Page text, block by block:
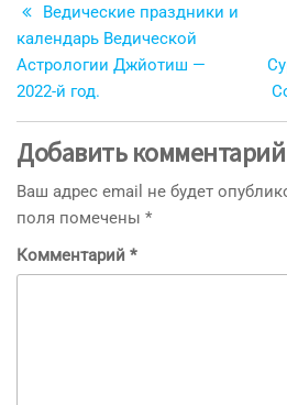
по
записям
записьВедические праздники и
календарь Ведической
Астрологии Джйотиш —
2022-й год.
Добавить комментарий
Ваш адрес email не будет
поля помечены *
Комментарий *